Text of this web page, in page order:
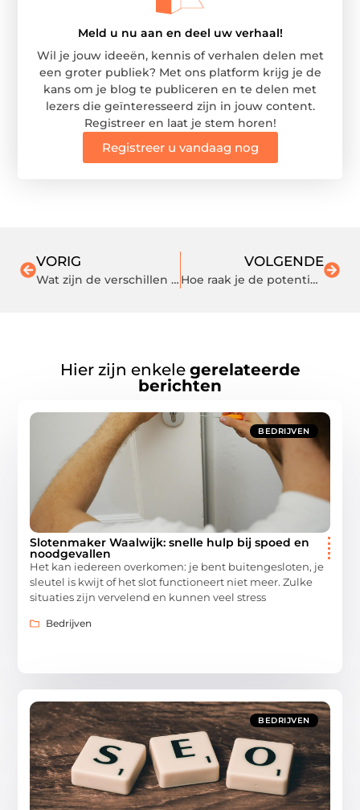
Meld u nu aan en deel uw verhaal!
Wil je jouw ideeën, kennis of verhalen delen met
een groter publiek? Met ons platform krijg je de
kans om je blog te publiceren en te delen met
lezers die geïnteresseerd zijn in jouw content.
Registreer en laat je stem horen!
Registreer u vandaag nog
VORIG
Wat zijn de verschillen tussen spots en plafondlampen
VOLGENDE
Hoe raak je de potentiele klanten niet kwijt?
Hier zijn enkele gerelateerde
berichten
BEDRIJVEN
Slotenmaker Waalwijk: snelle hulp bij spoed en
noodgevallen
Het kan iedereen overkomen: je bent buitengesloten, je
sleutel is kwijt of het slot functioneert niet meer. Zulke
situaties zijn vervelend en kunnen veel stress
Bedrijven
BEDRIJVEN